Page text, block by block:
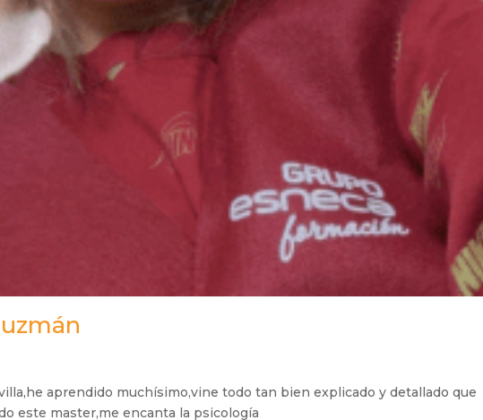
aprendido muchísimo,vine todo tan bien explicado y detallado que
este master,me encanta la psicología